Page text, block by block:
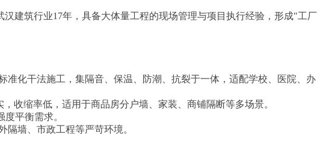
建筑行业17年，具备大体量工程的现场管理与项目执行经验，形成"工厂
准化干法施工，集隔音、保温、防潮、抗裂于一体，适配学校、医院、办
收缩率低，适用于商品房分户墙、家装、商铺隔断等多场景。
平衡需求。
隔墙、市政工程等严苛环境。